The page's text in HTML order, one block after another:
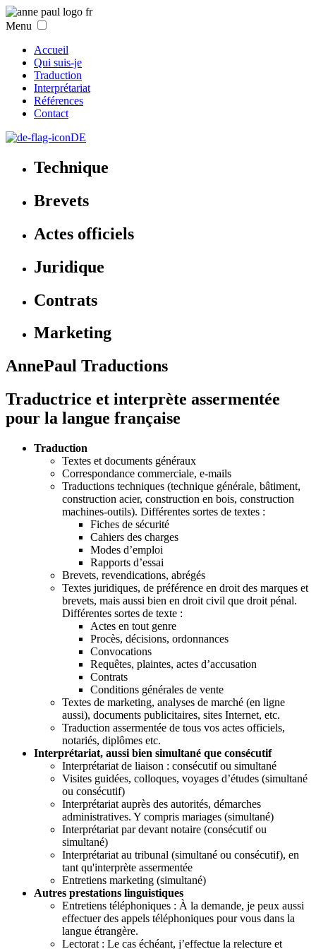
Menu
Accueil
Qui suis-je
Traduction
Interprétariat
Références
Contact
DE
Technique
Brevets
Actes officiels
Juridique
Contrats
Marketing
AnnePaul Traductions
Traductrice et interprète assermentée
pour la langue française
Traduction
Textes et documents généraux
Correspondance commerciale, e-mails
Traductions techniques (technique générale, bâtiment,
construction acier, construction en bois, construction
machines-outils). Différentes sortes de textes :
Fiches de sécurité
Cahiers des charges
Modes d’emploi
Rapports d’essai
Brevets, revendications, abrégés
Textes juridiques, de préférence en droit des marques et
brevets, mais aussi bien en droit civil que droit pénal.
Différentes sortes de texte :
Actes en tout genre
Procès, décisions, ordonnances
Convocations
Requêtes, plaintes, actes d’accusation
Contrats
Conditions générales de vente
Textes de marketing, analyses de marché (en ligne
aussi), documents publicitaires, sites Internet, etc.
Traduction assermentée de tous vos actes officiels,
notariés, diplômes etc.
Interprétariat, aussi bien simultané que consécutif
Interprétariat de liaison : consécutif ou simultané
Visites guidées, colloques, voyages d’études (simultané
ou consécutif)
Interprétariat auprès des autorités, démarches
administratives. Y compris mariages (simultané)
Interprétariat par devant notaire (consécutif ou
simultané)
Interprétariat au tribunal (simultané ou consécutif), en
tant qu'interprète assermentée
Entretiens marketing (simultané)
Autres prestations linguistiques
Entretiens téléphoniques : À la demande, je peux aussi
effectuer des appels téléphoniques pour vous dans la
langue étrangère.
Lectorat : Le cas échéant, j’effectue la relecture et